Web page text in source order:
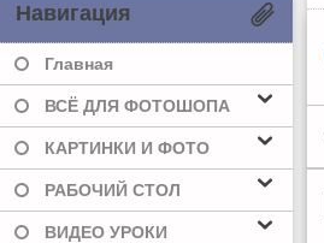
Навигация
Главная
ВСЁ ДЛЯ ФОТОШОПА
КАРТИНКИ И ФОТО
РАБОЧИЙ СТОЛ
ВИДЕО УРОКИ